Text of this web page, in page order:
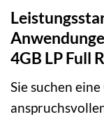
4GB LP Full
Sie suchen eine